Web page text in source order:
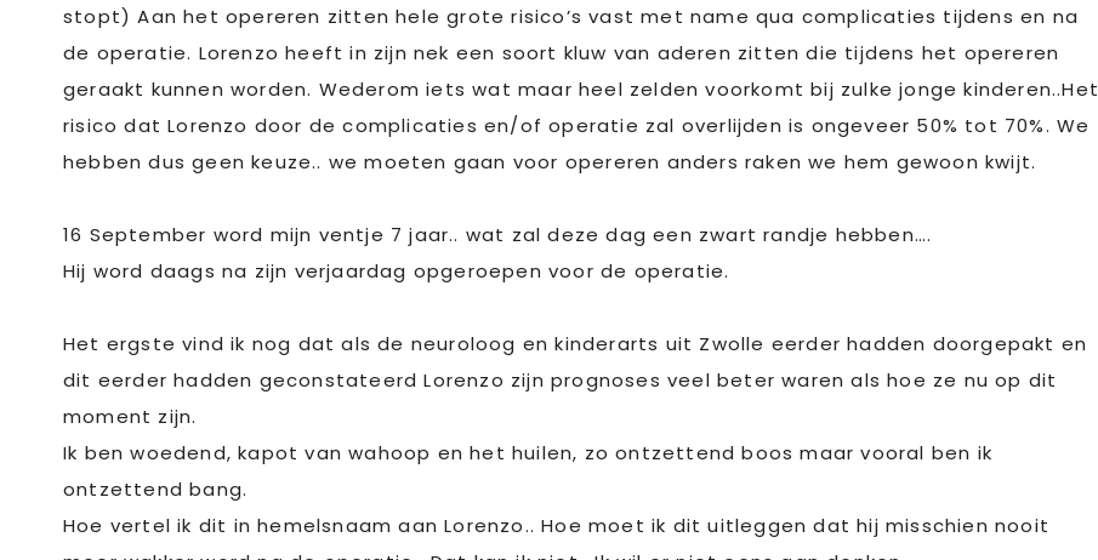
stopt) Aan het opereren zitten hele grote risico’s vast met name qua complicaties tijdens en na
de operatie. Lorenzo heeft in zijn nek een soort kluw van aderen zitten die tijdens het opereren
geraakt kunnen worden. Wederom iets wat maar heel zelden voorkomt bij zulke jonge kinderen..Het
risico dat Lorenzo door de complicaties en/of operatie zal overlijden is ongeveer 50% tot 70%. We
hebben dus geen keuze.. we moeten gaan voor opereren anders raken we hem gewoon kwijt.
16 September word mijn ventje 7 jaar.. wat zal deze dag een zwart randje hebben….
Hij word daags na zijn verjaardag opgeroepen voor de operatie.
Het ergste vind ik nog dat als de neuroloog en kinderarts uit Zwolle eerder hadden doorgepakt en
dit eerder hadden geconstateerd Lorenzo zijn prognoses veel beter waren als hoe ze nu op dit
moment zijn.
Ik ben woedend, kapot van wahoop en het huilen, zo ontzettend boos maar vooral ben ik
ontzettend bang.
Hoe vertel ik dit in hemelsnaam aan Lorenzo.. Hoe moet ik dit uitleggen dat hij misschien nooit